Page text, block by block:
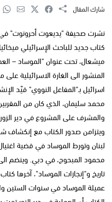
شارك المقال
نشرت صحيفة "يديعوت أحرونوت"
كتاب جديد للباحث الإسرائيلي
ميشعال، تحت عنوان "الموساد –
المنشور الى الغارة الاسرائيلية
اسرائيل بـ"المفاعل النووي" قيّد
محمد سليمان، الذي كان من
والمشرف على المشروع في دير
ويتزامن صدور الكتاب مع إنكشاف
لبنان وتورط الموساد في قضية
محمود المبحوح، في دبي. وينضم
تاريخ و"إنجازات الموساد"، آخرها
عميلة الموساد في سنوات الستين